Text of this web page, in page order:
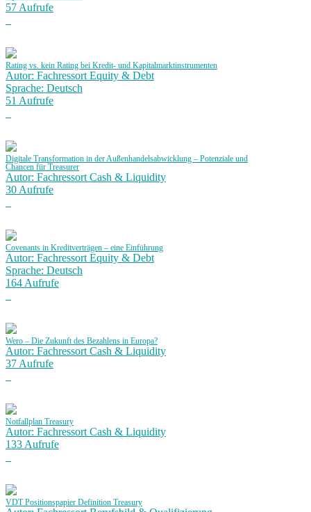
57 Aufrufe
Rating vs. kein Rating bei Kredit- und Kapitalmarktinstrumenten
Autor: Fachressort Equity & Debt
Sprache: Deutsch
51 Aufrufe
Digitale Transformation in der Außenhandelsabwicklung – Potenziale und
Chancen für Treasurer
Autor: Fachressort Cash & Liquidity
30 Aufrufe
Covenants in Kreditverträgen – eine Einführung
Autor: Fachressort Equity & Debt
Sprache: Deutsch
164 Aufrufe
Wero – Die Zukunft des Bezahlens in Europa?
Autor: Fachressort Cash & Liquidity
37 Aufrufe
Notfallplan Treasury
Autor: Fachressort Cash & Liquidity
133 Aufrufe
VDT Positionspapier Definition Treasury